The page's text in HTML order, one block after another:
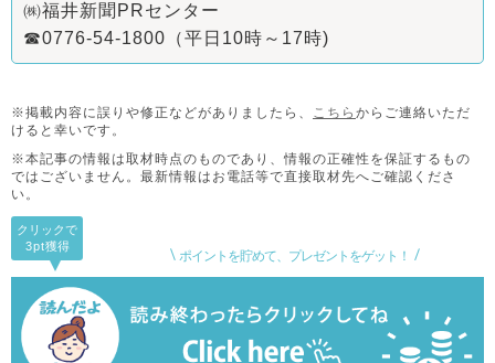
㈱福井新聞PRセンター
☎0776-54-1800（平日10時～17時)
※掲載内容に誤りや修正などがありましたら、 こちら からご連絡いただ
けると幸いです。
※本記事の情報は取材時点のものであり、情報の正確性を保証するもの
ではございません。 最新情報はお電話等で直接取材先へご確認くださ
い。
ポイントを貯めて、プレゼントをゲット！
クリックで
3pt獲得